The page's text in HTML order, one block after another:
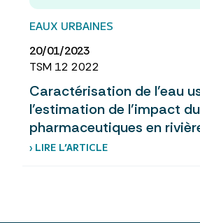
EAUX URBAINES
20/01/2023
TSM 12 2022
Caractérisation de l’eau
l’estimation de l’impact
pharmaceutiques en
› LIRE L’ARTICLE